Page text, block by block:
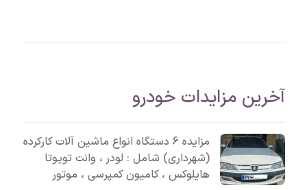
آخرین مزایدات خودرو
مزایده 6 دستگاه انواع ماشین آلات کارکرده
(شهرداری) شامل : لودر ، وانت تویوتا
هایلوکس ، کامیون کمپرسی ، موتور